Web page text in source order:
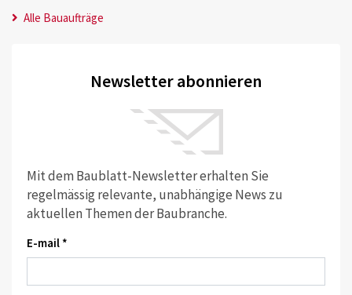
Alle Bauaufträge
Newsletter abonnieren
Mit dem Baublatt-Newsletter erhalten Sie
regelmässig relevante, unabhängige News zu
aktuellen Themen der Baubranche.
E-mail *